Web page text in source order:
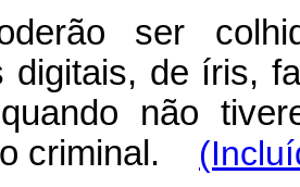
ser
digitais, de íris,
não
criminal.